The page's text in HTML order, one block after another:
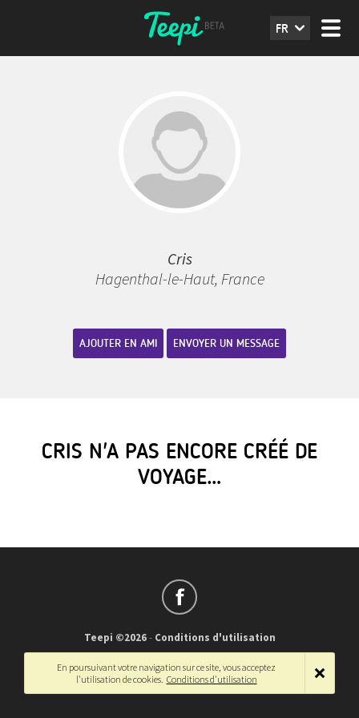
FR
Cris
Hagenthal-le-Haut, France
AJOUTER EN AMI ENVOYER UN MESSAGE
CRIS N'A PAS ENCORE CRÉÉ DE
VOYAGE…
Teepi ©2026- Conditions d'utilisation
Français
English
En poursuivant votre navigation sur ce site, vous acceptez
l'utilisation de cookies. Conditions d'utilisation